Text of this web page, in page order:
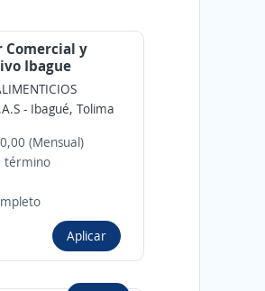
Comercial y
Ibague
- Ibagué, Tolima
(Mensual)
término
Aplicar